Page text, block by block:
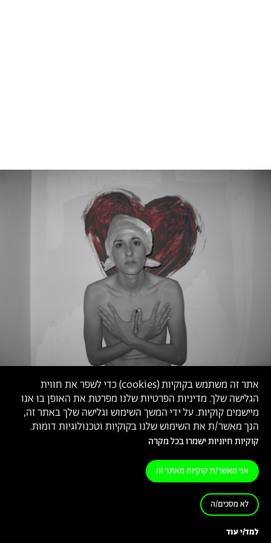
אתר זה משתמש בקוקיות (cookies) כדי לשפר את חווית
הגלישה שלך. מדיניות הפרטיות שלנו מפרטת את האופן בו אנו
מיישמים קוקיות. על ידי המשך השימוש וגלישה שלך באתר זה,
הנך מאשר/ת את השימוש שלנו בקוקיות וטכנולוגיות דומות.
קוקיות חיוניות ישמרו בכל מקרה
אני מאשר/ת קוקיות מאתר זה
לא מסכים/ה
למד/י עוד